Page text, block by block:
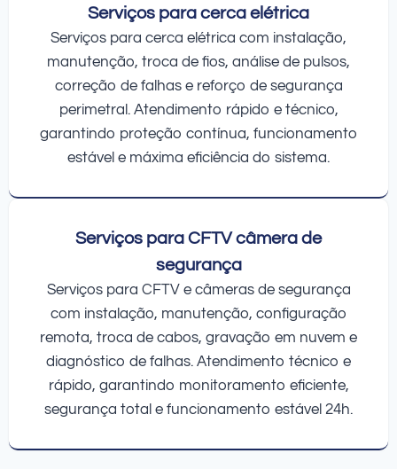
Serviços para cerca elétrica
Serviços para cerca elétrica com instalação,
manutenção, troca de fios, análise de pulsos,
correção de falhas e reforço de segurança
perimetral. Atendimento rápido e técnico,
garantindo proteção contínua, funcionamento
estável e máxima eficiência do sistema.
Serviços para CFTV câmera de
segurança
Serviços para CFTV e câmeras de segurança
com instalação, manutenção, configuração
remota, troca de cabos, gravação em nuvem e
diagnóstico de falhas. Atendimento técnico e
rápido, garantindo monitoramento eficiente,
segurança total e funcionamento estável 24h.